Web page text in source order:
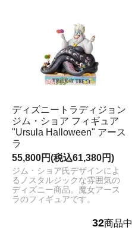
ディズニートラディジョン
ジム・ショア フィギュア
"Ursula Halloween" アース
ラ
55,800円(税込61,380円)
ジム・ショア氏デザインによ
るノスタルジックな雰囲気の
ディズニー商品。魔女アース
ラのフィギュアです。
32商品中